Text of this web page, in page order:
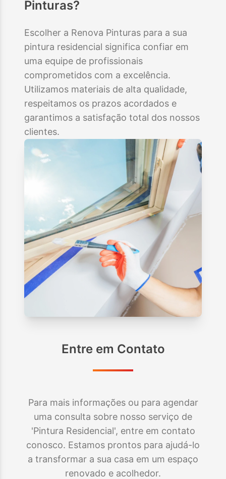
Pinturas?
Escolher a Renova Pinturas para a sua
pintura residencial significa confiar em
uma equipe de profissionais
comprometidos com a excelência.
Utilizamos materiais de alta qualidade,
respeitamos os prazos acordados e
garantimos a satisfação total dos nossos
clientes.
Entre em Contato
Para mais informações ou para agendar
uma consulta sobre nosso serviço de
'Pintura Residencial', entre em contato
conosco. Estamos prontos para ajudá-lo
a transformar a sua casa em um espaço
renovado e acolhedor.